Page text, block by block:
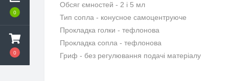
0
0
Обсяг ємностей - 2 і 5 мл
Тип сопла - конусное самоцентруюче
Прокладка голки - тефлонова
Прокладка сопла - тефлонова
Гриф - без регулювання подачі матеріалу